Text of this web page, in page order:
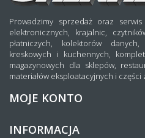
Prowadzimy sprzedaż oraz
elektronicznych, krajalnic,
płatniczych, kolektorów
kreskowych i kuchennych,
magazynowych dla sklepów,
materiałów eksploatacyjnych i części
MOJE KONTO
INFORMACJA